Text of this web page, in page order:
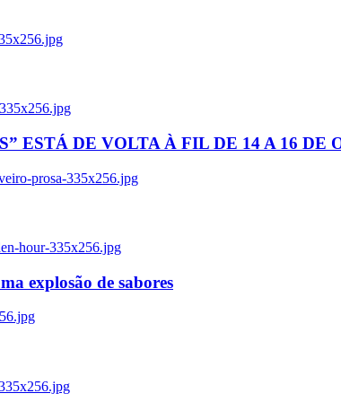
ESTÁ DE VOLTA À FIL DE 14 A 16 DE
prosa-335x256.jpg
hour-335x256.jpg
explosão de sabores